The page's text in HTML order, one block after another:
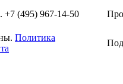
(495) 967-14-50
Политика